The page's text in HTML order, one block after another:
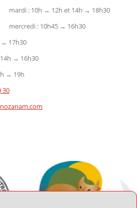
mardi : 10h → 12h et 14h → 18h30
mercredi : 10h45 → 16h30
→ 17h30
→ 16h30
→ 19h
30